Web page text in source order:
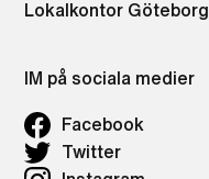
Lokalkontor Göteborg
IM på sociala medier
Facebook
Twitter